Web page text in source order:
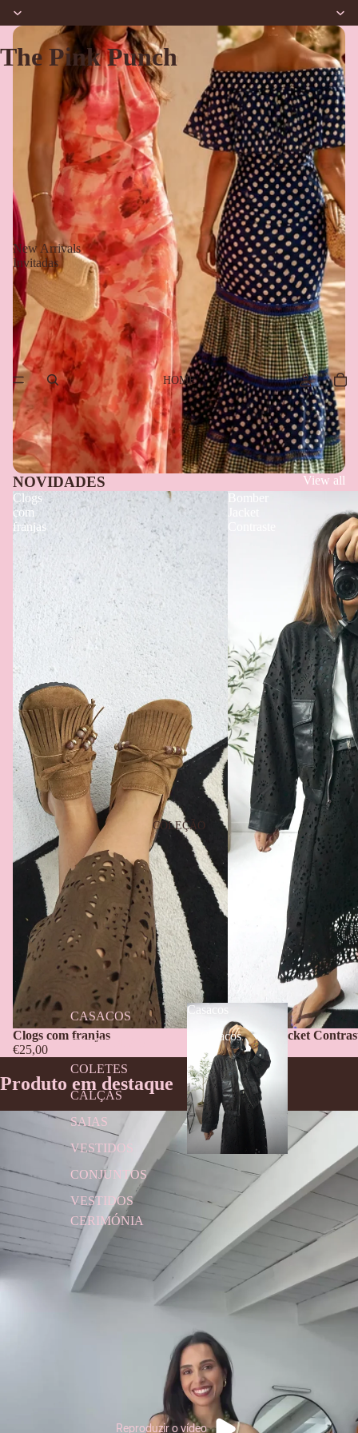
The Pink Punch
HOME
COLEÇÃO
CASACOS
CAMISOLAS
COLETES
CALÇAS
SAIAS
VESTIDOS
CONJUNTOS
VESTIDOS
CERIMÓNIA
Casacos
Casacos
New Arrivals
Invitadas
NOVIDADES
View all
Clogs
com
franjas
Clogs com franjas
€25,00
Bomber
Bomber Jacket
€59,99
Produto em destaque
Reproduzir o vídeo